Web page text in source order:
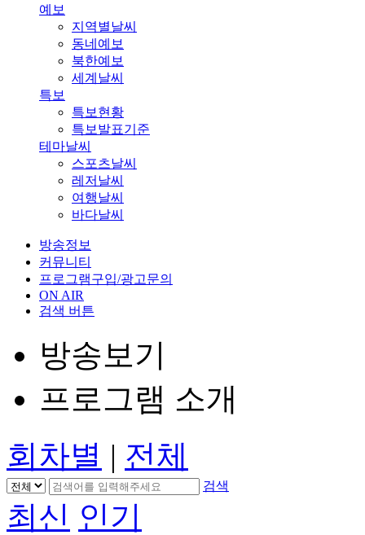
예보
지역별날씨
동네예보
북한예보
세계날씨
특보
특보현황
특보발표기준
테마날씨
스포츠날씨
레저날씨
여행날씨
바다날씨
방송정보
커뮤니티
프로그램구입/광고문의
ON AIR
검색 버튼
방송보기
프로그램 소개
회차별 | 전체
검색
최신 인기